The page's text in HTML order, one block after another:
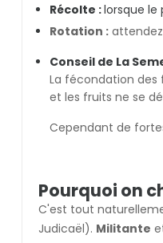
Récolte :lorsque le
Rotation :
Conseil de La
La fécondation des
et les fruits ne se
Cependant de
Pourquoi on
C'est tout
Judicaël). Militante